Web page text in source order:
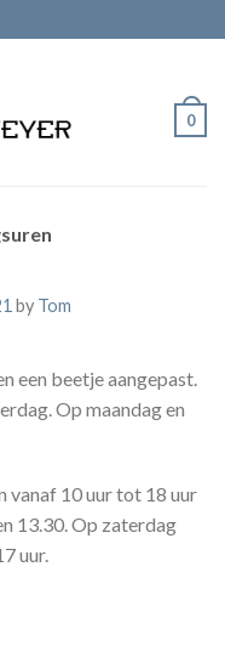
0
by Tom
een beetje aangepast.
Op maandag en
vanaf 10 uur tot 18 uur
13.30. Op zaterdag
uur.